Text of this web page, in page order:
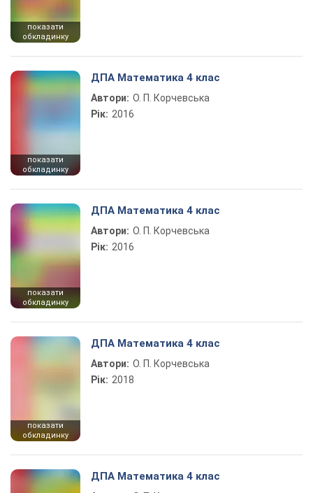
показати
обкладинку
показати
обкладинку
ДПА Математика 4 клас
Автори: О. П. Корчевська
Рік: 2016
показати
обкладинку
ДПА Математика 4 клас
Автори: О. П. Корчевська
Рік: 2016
показати
обкладинку
ДПА Математика 4 клас
Автори: О. П. Корчевська
Рік: 2018
ДПА Математика 4 клас